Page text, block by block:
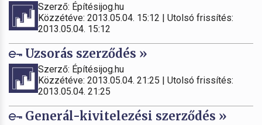
Szerző: Építésijog.hu
Közzétéve: 2013.05.04. 15:12 | Utolsó frissítés:
2013.05.04. 15:12
Uzsorás szerződés »
Szerző: Építésijog.hu
Közzétéve: 2013.05.04. 21:25 | Utolsó frissítés:
2013.05.04. 21:25
Generál-kivitelezési szerződés »